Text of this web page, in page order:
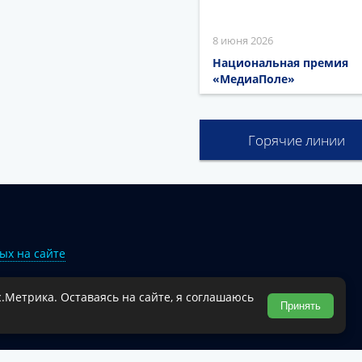
8 июня 2026
Национальная премия
«МедиаПоле»
Горячие линии
на сайте
муниципального округа.
Оставаясь на сайте, я соглашаюсь
Принять